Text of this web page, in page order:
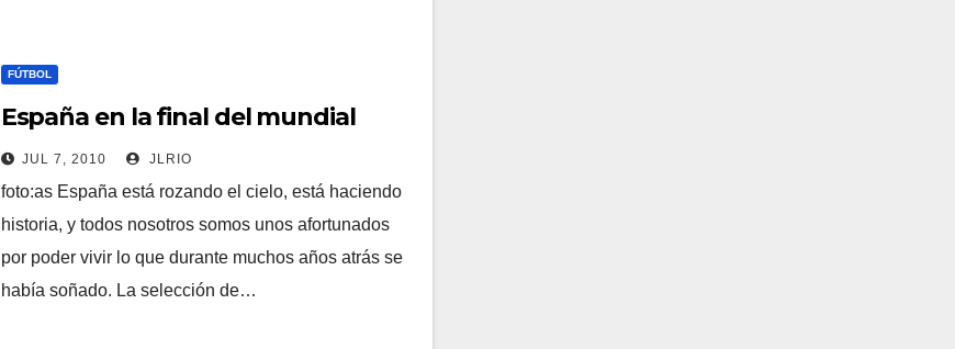
FÚTBOL
España en la final del mundial
JUL 7, 2010 JLRIO
foto:as España está rozando el cielo, está haciendo
historia, y todos nosotros somos unos afortunados
por poder vivir lo que durante muchos años atrás se
había soñado. La selección de…